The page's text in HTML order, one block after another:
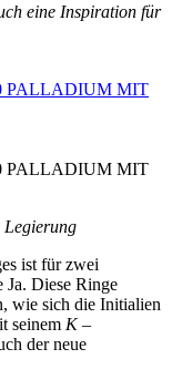
eine Inspiration für
PALLADIUM MIT
PALLADIUM MIT
Legierung
ist für zwei
Ja. Diese Ringe
wie sich die Initialien
seinem K–
der neue